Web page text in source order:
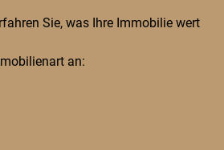
Sie, was Ihre Immobilie wert
an: